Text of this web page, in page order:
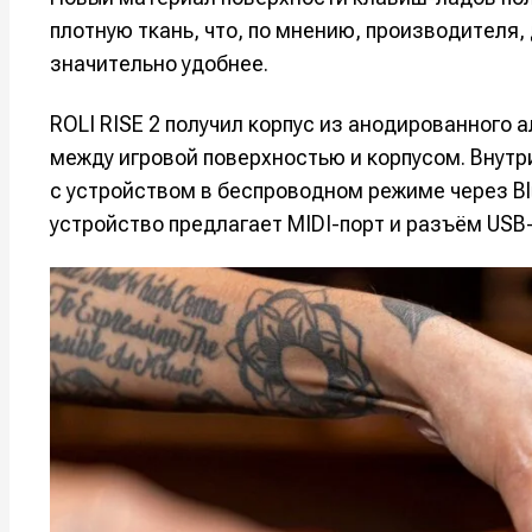
Например,
Нажимая
обработки
Например,
Нажимая
обработки
Например,
Нажимая
обработки
Например,
Нажимая
обработки
плотную ткань, что, по мнению,
значительно удобнее.
ROLI RISE 2 получил корпус из
между игровой поверхностью и корпусом.
с устройством в беспроводном режиме через
устройство предлагает MIDI-порт и разъём